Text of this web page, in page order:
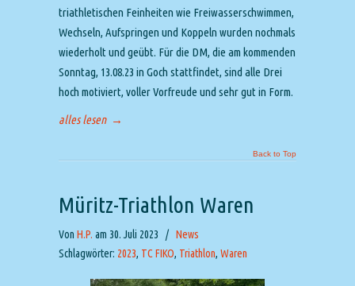
triathletischen Feinheiten wie Freiwasserschwimmen,
Wechseln, Aufspringen und Koppeln wurden nochmals
wiederholt und geübt. Für die DM, die am kommenden
Sonntag, 13.08.23 in Goch stattfindet, sind alle Drei
hoch motiviert, voller Vorfreude und sehr gut in Form.
alles lesen →
Back to Top
Müritz-Triathlon Waren
Von H.P. am 30. Juli 2023 / News
Schlagwörter: 2023, TC FIKO, Triathlon, Waren